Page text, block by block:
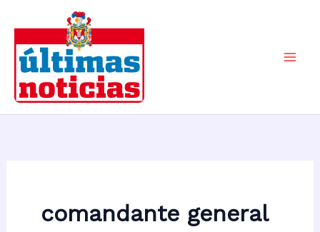
contenido
comandante general